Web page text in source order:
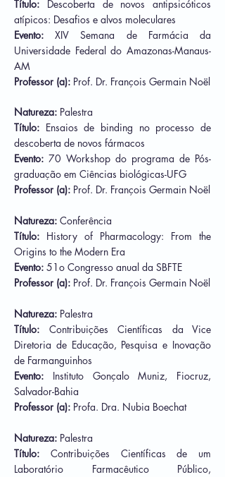
Título: Descoberta de novos antipsicóticos
atípicos: Desafios e alvos moleculares
Evento:XIV Semana de Farmácia da
Universidade Federal do Amazonas-Manaus-
AM
Professor (a): Prof. Dr. François Germain Noël
Natureza: Palestra
Título: Ensaios de binding no processo de
descoberta de novos fármacos
Evento: 70 Workshop do programa de Pós-
graduação em Ciências biológicas-UFG
Professor (a): Prof. Dr. François Germain Noël
Natureza: Conferência
Título: History of Pharmacology: From the
Origins to the Modern Era
Evento: 51o Congresso anual da SBFTE
Professor (a): Prof. Dr. François Germain Noël
Natureza: Palestra
Título: Contribuições Científicas da Vice
Diretoria de Educação, Pesquisa e Inovação
de Farmanguinhos
Evento: Instituto Gonçalo Muniz, Fiocruz,
Salvador-Bahia
Professor (a): Profa. Dra. Nubia Boechat
Natureza: Palestra
Título: Contribuições Científicas de um
Laboratório Farmacêutico Público,